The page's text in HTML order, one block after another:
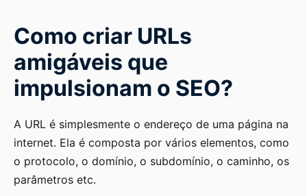
Como criar URLs
amigáveis que
impulsionam o SEO?
A URL é simplesmente o endereço de uma página na
internet. Ela é composta por vários elementos, como
o protocolo, o domínio, o subdomínio, o caminho, os
parâmetros etc.